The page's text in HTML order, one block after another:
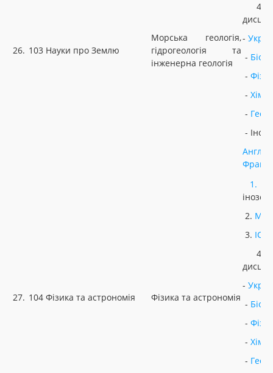
26. 103 Науки про Землю
Морська геологія,
гідрогеологія та
інженерна геологія
4.
-
-
-
- Хімія
-
-
27. 104 Фізика та астрономія Фізика та астрономія
1.
2.
3.
4.
-
-
-
- Хімія
-